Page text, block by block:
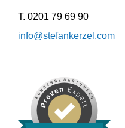
T. 0201 79 69 90
info@stefankerzel.com